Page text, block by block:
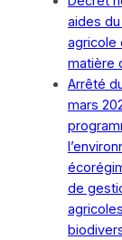
aides
agricole
matière
Arrêté
mars
de